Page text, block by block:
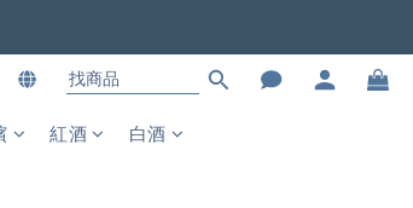
紅酒
白酒